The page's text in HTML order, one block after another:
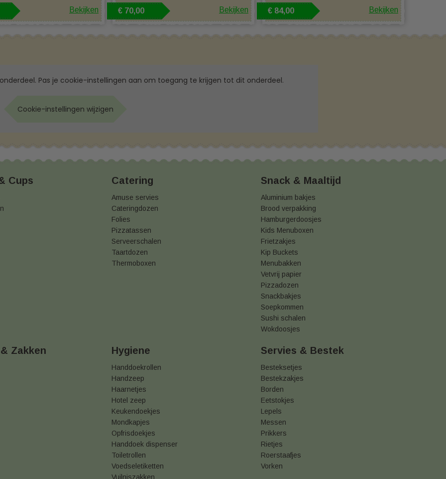
Bekijken € 70,00 Bekijken € 84,00 Bekijken
Pas je cookie-instellingen aan om toegang te krijgen tot dit onderdeel.
Cookie-instellingen wijzigen
Cups Catering
Amuse servies
Cateringdozen
Folies
Pizzatassen
Serveerschalen
Taartdozen
Thermoboxen
Snack & Maaltijd
Aluminium bakjes
Brood verpakking
Hamburgerdoosjes
Kids Menuboxen
Frietzakjes
Kip Buckets
Menubakken
Vetvrij papier
Pizzadozen
Snackbakjes
Soepkommen
Sushi schalen
Wokdoosjes
Zakken Hygiene
Handdoekrollen
Handzeep
Haarnetjes
Hotel zeep
Keukendoekjes
Mondkapjes
Opfrisdoekjes
Handdoek dispenser
Toiletrollen
Voedseletiketten
Vuilniszakken
Servies & Bestek
Besteksetjes
Bestekzakjes
Borden
Eetstokjes
Lepels
Messen
Prikkers
Rietjes
Roerstaafjes
Vorken